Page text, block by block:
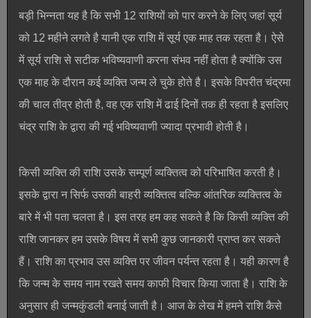
बड़ी भिन्नता यह है कि सभी 12 राशियों को पार करने के लिए जहां सूर्य
को 12 महीने लगते है यानी एक राशि में सूर्य एक माह तक रहता है। ऐसे
में सूर्य राशि से सटीक भविष्यवाणी करना संभव नहीं होता है क्योंकि उस
एक माह के दौरान कई व्यक्ति जन्म ले चुके होते है। इसके विपरीत चंद्रमा
की चाल तीव्र होती है, वह एक राशि में ढाई दिनों तक ही रहता है इसलिए
चंद्र राशि के द्वारा की गई भविष्यवाणी ज्यादा प्रभावी होती है।
किसी व्यक्ति की राशि उसके सम्पूर्ण व्यक्तित्व को परिभाषित करती है।
इसके द्वारा न सिर्फ उसकी बाहरी व्यक्तित्व बल्कि आंतरिक व्यक्तित्व के
बारे में भी पता चलता है। इस तरह हम कह सकते है कि किसी व्यक्ति की
राशि जानकर हम उसके विषय में सभी कुछ जानकारी प्राप्त कर सकते
हैं। राशि का प्रभाव उस व्यक्ति पर जीवन पर्यन्त रहता है। यही कारण है
कि जन्म के समय नाम रखते समय काफी विचार किया जाता है। राशि के
अनुसार ही जन्मकुंडली बनाई जाती है। आज के लेख में हमने राशि कैसे